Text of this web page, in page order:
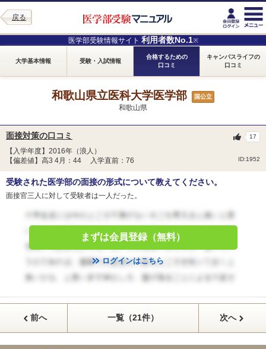
戻る
医学部受験情報サイト 利用者数No.1※
大学基本情報 受験・入試情報
合格するための
口コミ
キャンパスライフの
口コミ
和歌山県立医科大学医学部 国公立
和歌山県
面接対策の口コミ
【入学年度】2016年（浪人）
【偏差値】高3 4月：44 入学直前：76
ID:1952
17
受験された医学部の面接の形式について教えてください。
面接官三人に対して受験者は一人だった。
まずは会員登録（無料）
ログインはこちら
前へ 一覧（21件） 次へ